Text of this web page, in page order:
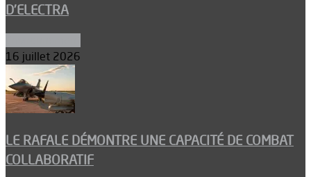
D’ELECTRA
16 juillet 2026
LE RAFALE DÉMONTRE UNE CAPACITÉ DE COMBAT
COLLABORATIF